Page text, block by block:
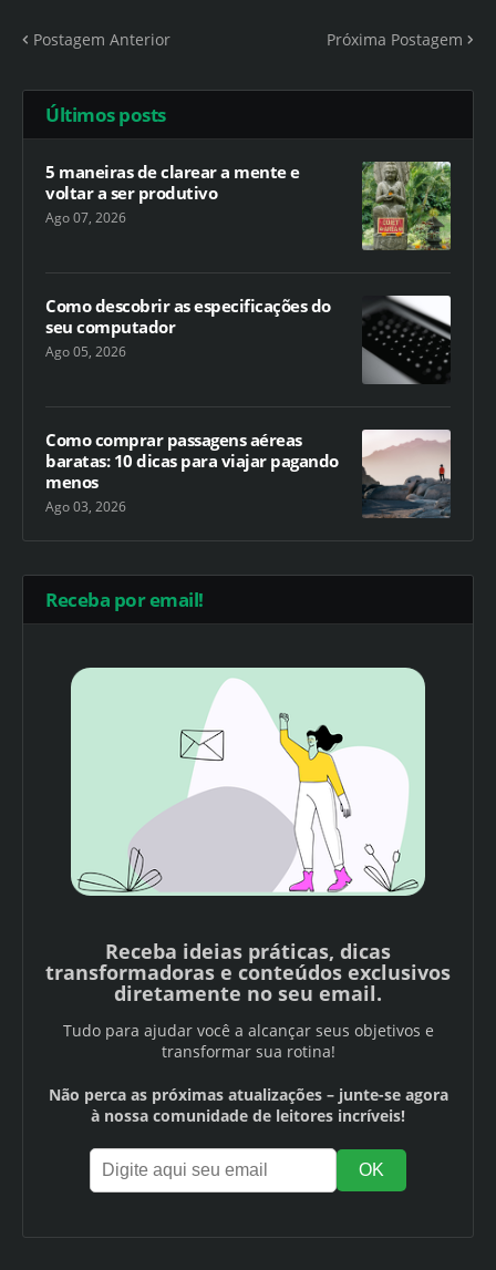
Postagem Anterior Próxima Postagem
Últimos posts
5 maneiras de clarear a mente e
voltar a ser produtivo
Ago 07, 2026
Como descobrir as especificações do
seu computador
Ago 05, 2026
Como comprar passagens aéreas
baratas: 10 dicas para viajar pagando
menos
Ago 03, 2026
Receba por email!
Receba ideias práticas, dicas
transformadoras e conteúdos exclusivos
diretamente no seu email.
Tudo para ajudar você a alcançar seus objetivos e
transformar sua rotina!
Não perca as próximas atualizações – junte-se agora
à nossa comunidade de leitores incríveis!